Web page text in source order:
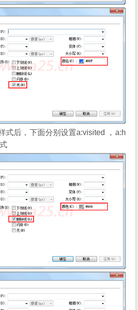
式后，下面分别设置a:visited ，a:h